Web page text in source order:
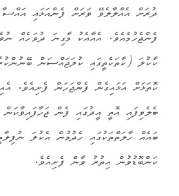
ދުރަށް އެއްލާލެވޭ ވަރަށް ފެންއަޅައި
ފެންޖެހުމެއެވެ. އެއާއެކު މާގިނަ ދުވަހެއް
ކާކުލަ (ކާތަކެތީގައި ކުލަޖައްސަން
ކޮތަޅަށް އަޅައިގެން ފެންޖަހަން ފެށިއެވެ.
ބެލެވިފައި އޮތީ އީދުގައި ފެން
ބައެއް ހާލަތްތަކުގައި ހެދުމުން އެކުލަ
ކަންބޮޑުވުން އިތުރު ވާން ފެށިއެވެ.